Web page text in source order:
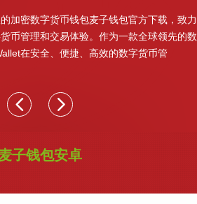
加密数字货币钱包麦子钱包官方下载，致力
币管理和交易体验。作为一款全球领先的数
在安全、便捷、高效的数字货币管
子钱包安卓